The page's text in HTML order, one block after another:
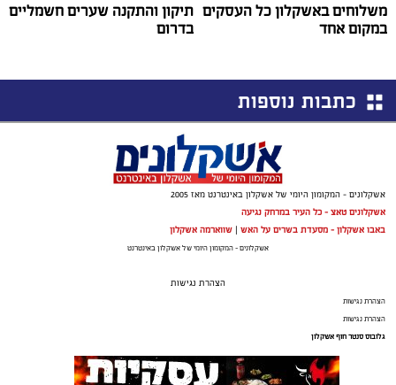
משלוחים באשקלון כל העסקים
במקום אחד
תיקון והתקנה שערים חשמליים
בדרום
כתבות נוספות
אשקלונים - המקומון היומי של אשקלון באינטרנט מאז 2005
אשקלונים טאצ - כל העיר במרחק נגיעה
באבו אשקלון - מסעדת בשרים על האש | שווארמה אשקלון
אשקלונים - המקומון היומי של אשקלון באינטרנט
הצהרת נגישות
הצהרת נגישות
הצהרת נגישות
גלובוס סנטר חוף אשקלון